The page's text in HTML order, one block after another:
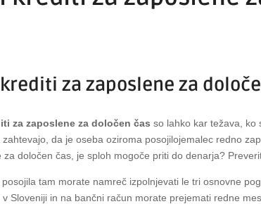
za zaposlene za
za zaposlene za določen čas so lahko kar težava, ko
zahtevajo, da je oseba oziroma posojilojemalec redno
za določen čas, je sploh mogoče priti do denarja?
tam morate namreč izpolnjevati le tri osnovne
v Sloveniji in na bančni račun morate prejemati redne